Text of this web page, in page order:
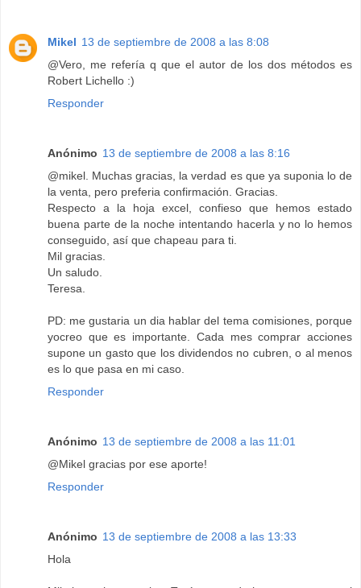
Mikel 13 de septiembre de 2008 a las 8:08
@Vero, me refería q que el autor de los dos métodos es
Robert Lichello :)
Responder
Anónimo 13 de septiembre de 2008 a las 8:16
@mikel. Muchas gracias, la verdad es que ya suponia lo de
la venta, pero preferia confirmación. Gracias.
Respecto a la hoja excel, confieso que hemos estado
buena parte de la noche intentando hacerla y no lo hemos
conseguido, así que chapeau para ti.
Mil gracias.
Un saludo.
Teresa.
PD: me gustaria un dia hablar del tema comisiones, porque
yocreo que es importante. Cada mes comprar acciones
supone un gasto que los dividendos no cubren, o al menos
es lo que pasa en mi caso.
Responder
Anónimo 13 de septiembre de 2008 a las 11:01
@Mikel gracias por ese aporte!
Responder
Anónimo 13 de septiembre de 2008 a las 13:33
Hola